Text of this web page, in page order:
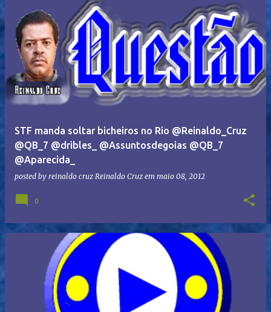
STF manda soltar bicheiros no Rio @Reinaldo_Cruz
@QB_7 @dribles_ @Assuntosdegoias @QB_7
@Aparecida_
posted by reinaldo cruz Reinaldo Cruz em maio 08, 2012
0